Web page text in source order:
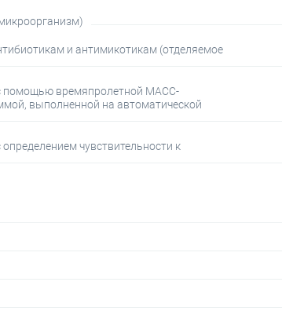
и антимикотикам (отделяемое
помощью времяпролетной МАСС-
выполненной на автоматической
чувствительности к